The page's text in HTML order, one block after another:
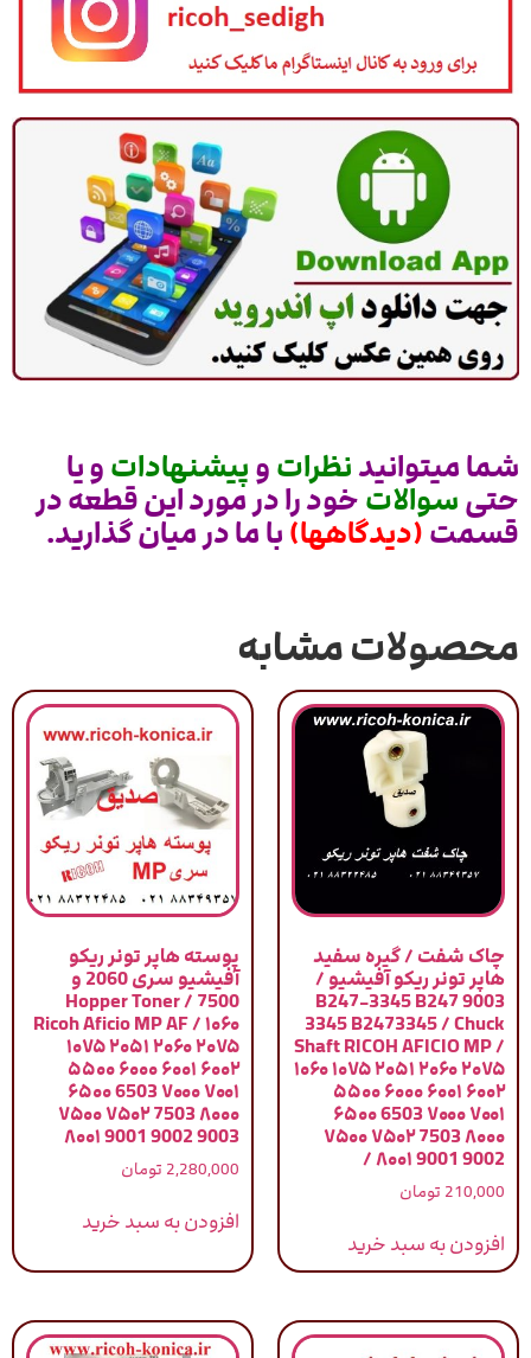
شما میتوانیدنظراتوپیشنهاداتو یا
حتیسوالاتخود را در مورد این قطعه در
قسمت(دیدگاهها)با ما در میان گذارید.
محصولات مشابه
چاک شفت / گیره سفید
هاپر تونر ریکو آفیشیو /
9003 B247-3345 B247
3345 B2473345 / Chuck
Shaft RICOH AFICIO MP /
۱۰۶۰ ۱۰۷۵ ۲۰۵۱ ۲۰۶۰ ۲۰۷۵
۵۵۰۰ ۶۰۰۰ ۶۰۰۱ ۶۰۰۲
۶۵۰۰ 6503 ۷۰۰۰ ۷۰۰۱
۷۵۰۰ ۷۵۰۲ 7503 ۸۰۰۰
۸۰۰۱ 9001 9002 /
210,000 تومان
افزودن به سبد خرید
پوسته هاپر تونر ریکو
آفیشیو سری 2060 و
7500 / Hopper Toner
Ricoh Aficio MP AF / ۱۰۶۰
۱۰۷۵ ۲۰۵۱ ۲۰۶۰ ۲۰۷۵
۵۵۰۰ ۶۰۰۰ ۶۰۰۱ ۶۰۰۲
۶۵۰۰ 6503 ۷۰۰۰ ۷۰۰۱
۷۵۰۰ ۷۵۰۲ 7503 ۸۰۰۰
۸۰۰۱ 9001 9002 9003
2,280,000 تومان
افزودن به سبد خرید